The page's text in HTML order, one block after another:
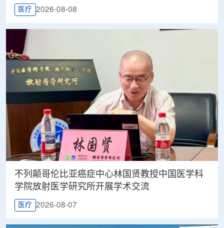
医疗 2026-08-08
不列颠哥伦比亚癌症中心林国贤教授中国医学科
学院放射医学研究所开展学术交流
医疗 2026-08-07